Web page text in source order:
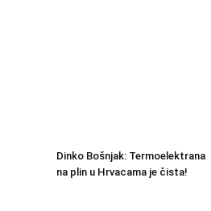
Dinko Bošnjak: Termoelektrana
na plin u Hrvacama je čista!